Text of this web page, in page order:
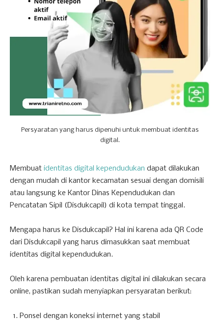
Persyaratan yang harus dipenuhi untuk membuat identitas
digital.
Membuat identitas digital kependudukan dapat dilakukan
dengan mudah di kantor kecamatan sesuai dengan domisili
atau langsung ke Kantor Dinas Kependudukan dan
Pencatatan Sipil (Disdukcapil) di kota tempat tinggal.
Mengapa harus ke Disdukcapil? Hal ini karena ada QR Code
dari Disdukcapil yang harus dimasukkan saat membuat
identitas digital kependudukan.
Oleh karena pembuatan identitas digital ini dilakukan secara
online, pastikan sudah menyiapkan persyaratan berikut:
Ponsel dengan koneksi internet yang stabil